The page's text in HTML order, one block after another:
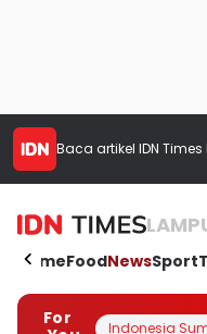
Baca artikel IDN Times
HomeFoodNewsSport
For
Indonesia